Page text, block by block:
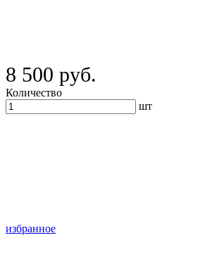
8 500 руб.
Количество
шт
избранное